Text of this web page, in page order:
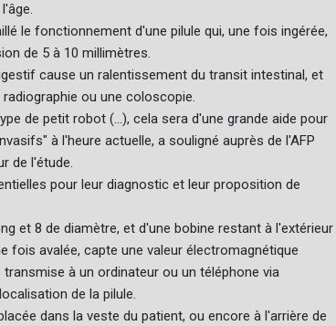
le fonctionnement d'une pilule qui, une fois ingérée,
de 5 à 10 millimètres.
cause un ralentissement du transit intestinal, et
ou une coloscopie.
de petit robot (...), cela sera d'une grande aide pour
à l'heure actuelle, a souligné auprès de l'AFP
de l'étude.
pour leur diagnostic et leur proposition de
et 8 de diamètre, et d'une bobine restant à l'extérieur
fois avalée, capte une valeur électromagnétique
à un ordinateur ou un téléphone via
de la pilule.
dans la veste du patient, ou encore à l'arrière de